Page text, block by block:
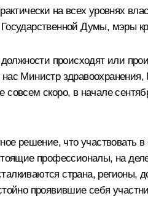
на всех уровнях
Думы, мэры
происходят или
Министр здравоохранения,
скоро, в начале
решение, что участвовать в
профессионалы, на
страна,
проявившие себя